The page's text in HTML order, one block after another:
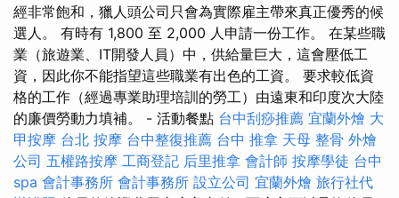
經非常飽和，獵人頭公司只會為實際雇主帶來真正優秀的候
選人。 有時有 1,800 至 2,000 人申請一份工作。 在某些職
業（旅遊業、IT開發人員）中，供給量巨大，這會壓低工
資，因此你不能指望這些職業有出色的工資。 要求較低資
格的工作（經過專業助理培訓的勞工）由遠東和印度次大陸
的廉價勞動力填補。 - 活動餐點 台中刮痧推薦 宜蘭外燴 大
甲按摩 台北 按摩 台中整復推薦 台中 推拿 天母 整骨 外燴
公司 五權路按摩 工商登記 后里推拿 會計師 按摩學徒 台中
spa 會計事務所 會計事務所 設立公司 宜蘭外燴 旅行社代